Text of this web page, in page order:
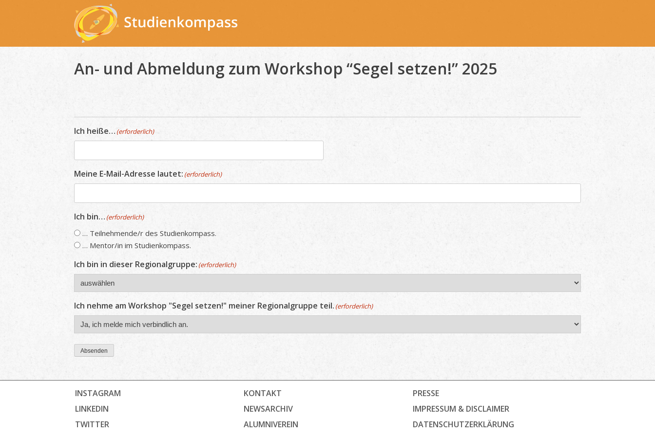
An- und Abmeldung zum Workshop “Segel setzen!” 2025
Ich heiße… (erforderlich)
Meine E-Mail-Adresse lautet: (erforderlich)
Ich bin… (erforderlich)
… Teilnehmende/r des Studienkompass.
… Mentor/in im Studienkompass.
Ich bin in dieser Regionalgruppe: (erforderlich)
Ich nehme am Workshop "Segel setzen!" meiner Regionalgruppe teil. (erforderlich)
Absenden
INSTAGRAM
LINKEDIN
TWITTER
KONTAKT
NEWSARCHIV
ALUMNIVEREIN
PRESSE
IMPRESSUM & DISCLAIMER
DATENSCHUTZ­ERKLÄRUNG